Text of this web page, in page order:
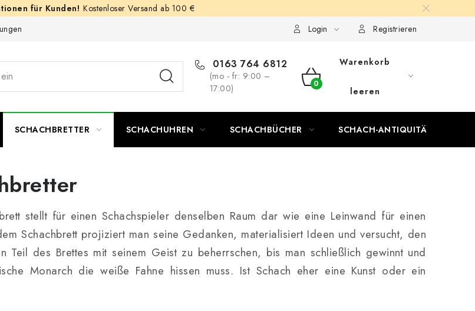
Kostenloser Versand ab 100 €
Login Registrieren
0163 764 6812
(mo - fr: 9:00 –
17:00)
WARENKORB
Warenkorb
leeren
SCHACHBRETTER SCHACHUHREN SCHACHBÜCHER SCHACH-ANTIQUITÄTENLADEN
stellt für einen Schachspieler denselben Raum dar wie eine Leinwand für einen
Schachbrett projiziert man seine Gedanken, materialisiert Ideen und versucht, den
Teil des Brettes mit seinem Geist zu beherrschen, bis man schließlich gewinnt und
Monarch die weiße Fahne hissen muss. Ist Schach eher eine Kunst oder ein